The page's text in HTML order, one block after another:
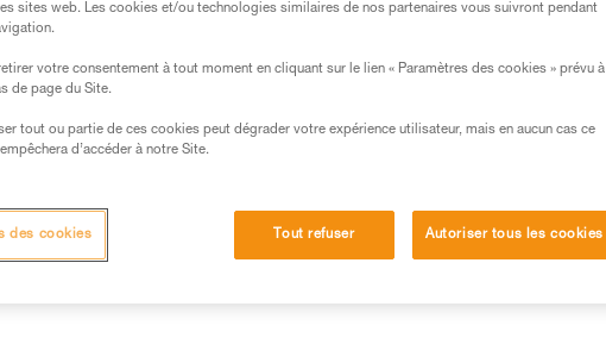
produits utilisés dans ce conseil avant de le
de la notice technique pour pouvoir
et un entraînement spécifique. Validez avec
seul, en toute sécurité, avant de la
liées à votre activité. Il peut en exister d’autres que
sites web. Les cookies et/ou technologies similaires de nos partenaires vous suivront pendant
votre consentement à tout moment en cliquant sur le lien « Paramètres des cookies » prévu à
de page du Site.
tout ou partie de ces cookies peut dégrader votre expérience utilisateur, mais en aucun cas ce
d’accéder à notre Site.
Tout refuser Autoriser tous les cookies
des cookies